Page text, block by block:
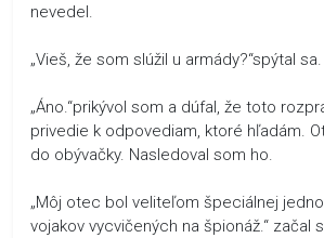
nevedel.
„Vieš, že som slúžil u armády?“spýtal sa.
„Áno.“prikývol som a dúfal, že toto
privedie k odpovediam, ktoré hľadám.
do obývačky. Nasledoval som ho.
„Môj otec bol veliteľom špeciálnej
vojakov vycvičených na špionáž.“ začal